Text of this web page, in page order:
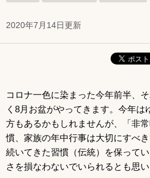
2020年7月14日更新
コロナ一色に染まった今年前半、
く8月お盆がやってきます。今年
方もあるかもしれませんが、「非
慣、家族の年中行事は大切にすべ
続いてきた習慣（伝統）を保って
さを損なわないでいられるとも思い